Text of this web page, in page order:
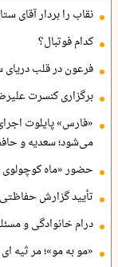
نقاب را بردار آقای
کدام فوتبال؟
فرعون در قلب دریای
برگزاری کنسرت
«فارس» پایلوت
می‌شود؛ سعدیه و
حضور «ماه کوچولوی
تأیید گزارش
درام خانوادگی و
«مو به مو»؛ مر ثیه